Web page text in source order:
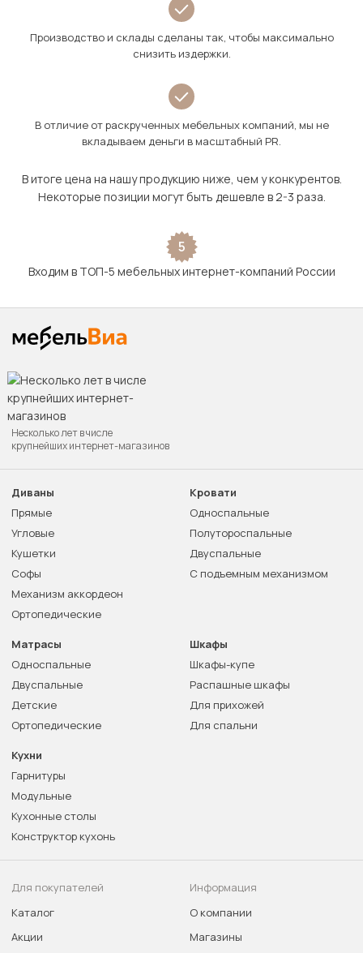
Производство и склады сделаны так, чтобы максимально
снизить издержки.
В отличие от раскрученных мебельных компаний, мы не
вкладываем деньги в масштабный PR.
В итоге цена на нашу продукцию ниже, чем у конкурентов.
Некоторые позиции могут быть дешевле в 2-3 раза.
5
Входим в ТОП-5 мебельных интернет-компаний России
Несколько лет в числе
крупнейших интернет-магазинов
Диваны
Прямые
Угловые
Кушетки
Софы
Механизм аккордеон
Ортопедические
Кровати
Односпальные
Полутороспальные
Двуспальные
С подъемным механизмом
Матрасы
Односпальные
Двуспальные
Детские
Ортопедические
Шкафы
Шкафы-купе
Распашные шкафы
Для прихожей
Для спальни
Кухни
Гарнитуры
Модульные
Кухонные столы
Конструктор кухонь
Для покупателей
Каталог
Акции
Информация
О компании
Магазины